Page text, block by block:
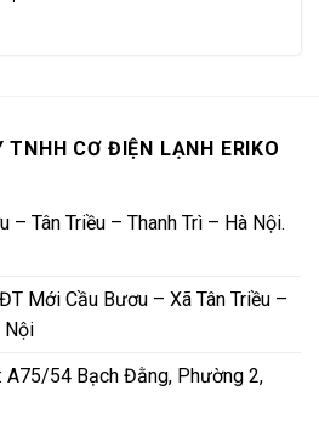
CƠ ĐIỆN LẠNH ERIKO
– Tân Triều – Thanh Trì – Hà Nội.
Mới Cầu Bươu – Xã Tân Triều –
Nội
A75/54 Bạch Đằng, Phường 2,